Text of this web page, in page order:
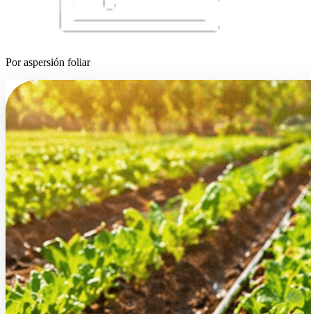
Por aspersión foliar